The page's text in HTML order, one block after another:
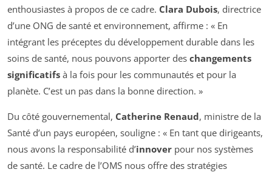
enthousiastes à propos de ce cadre. Clara Dubois, directrice
d’une ONG de santé et environnement, affirme : « En
intégrant les préceptes du développement durable dans les
soins de santé, nous pouvons apporter des changements
significatifs à la fois pour les communautés et pour la
planète. C’est un pas dans la bonne direction. »
Du côté gouvernemental, Catherine Renaud, ministre de la
Santé d’un pays européen, souligne : « En tant que dirigeants,
nous avons la responsabilité d’innover pour nos systèmes
de santé. Le cadre de l’OMS nous offre des stratégies